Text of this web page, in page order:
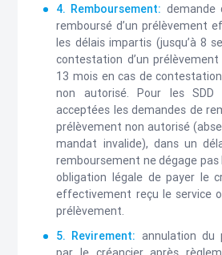
4. Remboursement: demande
remboursé d’un prélèvement
les délais impartis (jusqu’à 8
contestation d’un prélèvement
13 mois en cas de
non autorisé. Pour les SDD
acceptées les demandes de
prélèvement non autorisé
mandat invalide), dans un
remboursement ne dégage pas
obligation légale de payer le
effectivement reçu le service
prélèvement.
5. Revirement: annulation du